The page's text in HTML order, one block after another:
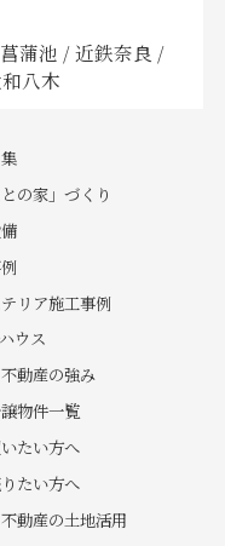
菖蒲池 / 近鉄奈良 /
八木
との家」づくり
リア施工事例
ウス
動産の強み
物件一覧
たい方へ
たい方へ
動産の土地活用